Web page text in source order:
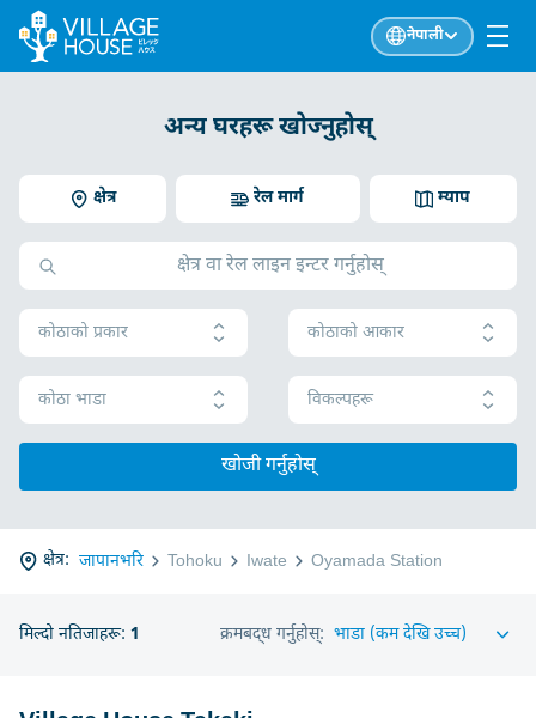
नेपाली
अन्य घरहरू खोज्नुहोस्
क्षेत्र म्याप
रेल मार्ग
कोठाको प्रकार कोठाको आकार
कोठा भाडा विकल्पहरू
खोजी गर्नुहोस्
क्षेत्र: जापानभरि Tohoku Iwate Oyamada Station
मिल्दो नतिजाहरू: 1 क्रमबद्ध गर्नुहोस्: